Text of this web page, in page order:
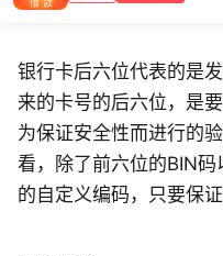
银行卡后六位代表的是
来的卡号的后六位，是
为保证安全性而进行的
看，除了前六位的BIN
的自定义编码，只要保